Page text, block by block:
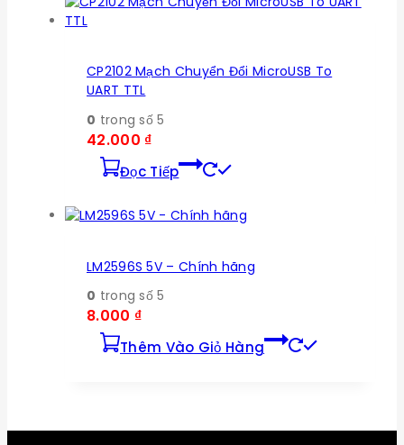
CP2102 Mạch Chuyển Đổi MicroUSB To
UART TTL
0 trong số 5
42.000 ₫
Đọc Tiếp
LM2596S 5V – Chính hãng
0 trong số 5
8.000 ₫
Thêm Vào Giỏ Hàng